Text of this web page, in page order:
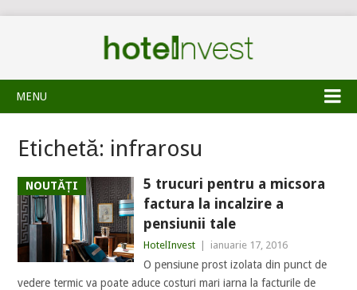
MENU
Etichetă: infrarosu
NOUTĂȚI
5 trucuri pentru a micsora
factura la incalzire a
pensiunii tale
HotelInvest ianuarie 17, 2016
O pensiune prost izolata din punct de
vedere termic va poate aduce costuri mari iarna la facturile de